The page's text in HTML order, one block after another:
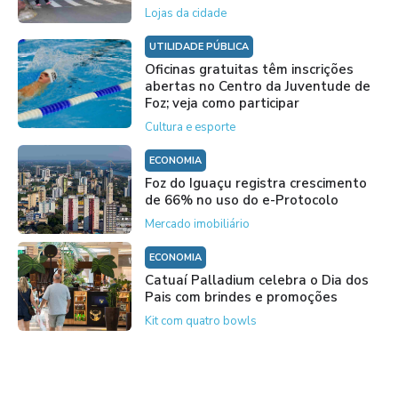
Lojas da cidade
UTILIDADE PÚBLICA
Oficinas gratuitas têm inscrições
abertas no Centro da Juventude de
Foz; veja como participar
Cultura e esporte
ECONOMIA
Foz do Iguaçu registra crescimento
de 66% no uso do e-Protocolo
Mercado imobiliário
ECONOMIA
Catuaí Palladium celebra o Dia dos
Pais com brindes e promoções
Kit com quatro bowls